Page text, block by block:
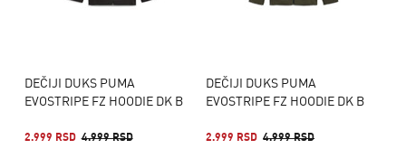
DEČIJI DUKS PUMA
EVOSTRIPE FZ HOODIE DK B
2.999 RSD 4.999 RSD
DEČIJI DUKS PUMA
EVOSTRIPE FZ HOODIE DK B
2.999 RSD 4.999 RSD